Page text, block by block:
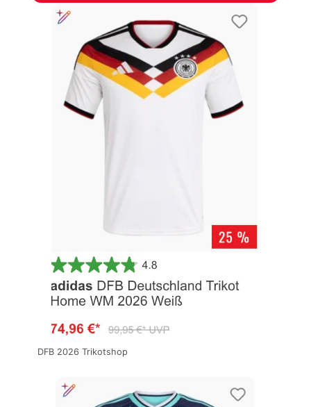
DFB 2026 Trikotshop